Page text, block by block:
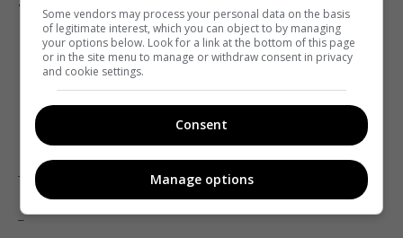
ТВ-шоу
_
Some vendors may process your personal data on the basis
of legitimate interest, which you can object to by managing
your options below. Look for a link at the bottom of this page
or in the site menu to manage or withdraw consent in privacy
and cookie settings.
Consent
Manage options